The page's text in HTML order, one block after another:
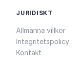
JURIDISKT
Allmänna villkor
Integritetspolicy
Kontakt